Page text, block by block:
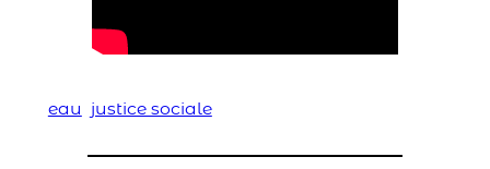
eau justice sociale